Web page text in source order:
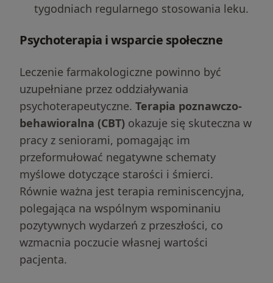
tygodniach regularnego stosowania leku.
Psychoterapia i wsparcie społeczne
Leczenie farmakologiczne powinno być
uzupełniane przez oddziaływania
psychoterapeutyczne. Terapia poznawczo-
behawioralna (CBT) okazuje się skuteczna w
pracy z seniorami, pomagając im
przeformułować negatywne schematy
myślowe dotyczące starości i śmierci.
Równie ważna jest terapia reminiscencyjna,
polegająca na wspólnym wspominaniu
pozytywnych wydarzeń z przeszłości, co
wzmacnia poczucie własnej wartości
pacjenta.